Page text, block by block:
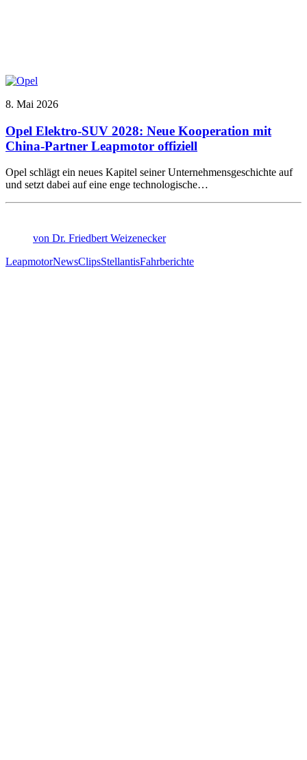
8. Mai 2026
Opel Elektro-SUV 2028: Neue Kooperation mit
China-Partner Leapmotor offiziell
Opel schlägt ein neues Kapitel seiner Unternehmensgeschichte auf
und setzt dabei auf eine enge technologische…
von Dr. Friedbert Weizenecker
LeapmotorNewsClipsStellantisFahrberichte